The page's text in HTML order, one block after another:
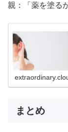
親：「薬を塗る
まとめ